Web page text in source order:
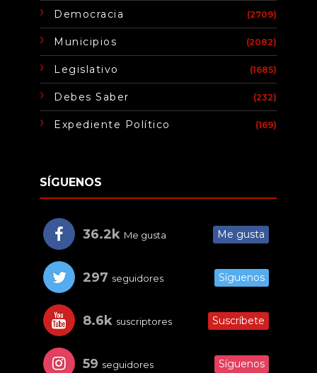
Democracia (2709)
Municipios (2082)
Legislativo (1685)
Debes Saber (232)
Expediente Político (169)
SÍGUENOS
36.2k Me gusta Me gusta
297 seguidores Síguenos
8.6k suscriptores Suscríbete
59 seguidores Síguenos